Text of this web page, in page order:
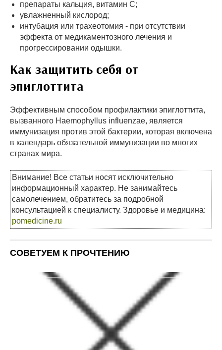
препараты кальция, витамин С;
увлажненный кислород;
интубация или трахеотомия - при отсутствии
эффекта от медикаментозного лечения и
прогрессировании одышки.
Как защитить себя от
эпиглоттита
Эффективным способом профилактики эпиглоттита,
вызванного Haemophyllus influenzae, является
иммунизация против этой бактерии, которая включена
в календарь обязательной иммунизации во многих
странах мира.
Внимание! Все статьи носят исключительно
информационный характер. Не занимайтесь
самолечением, обратитесь за подробной
консультацией к специалисту. Здоровье и медицина:
pomedicine.ru
СОВЕТУЕМ К ПРОЧТЕНИЮ